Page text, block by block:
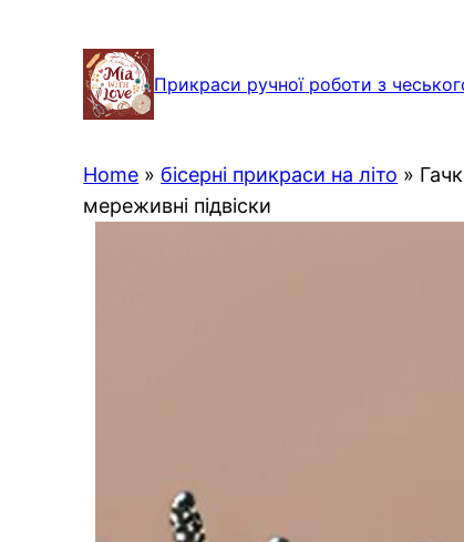
Прикраси ручної роботи з
Home » бісерні прикраси на літо »
мереживні підвіски